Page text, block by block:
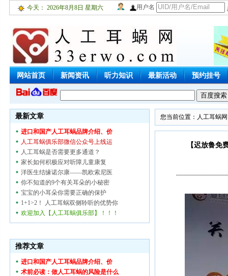
今天： 2026年8月8日 星期六 用户名
网站首页 新闻资讯 听力知识 最新活动 预约挂号
聋儿之家 联系厂商
最新文章
进口和国产人工耳蜗品牌介绍、价
人工耳蜗俱乐部微信公众号上线运
人工耳蜗是否需要更多通道？
家长如何积极应对听障儿童康复
洋医生结缘诺尔康——凯欧索尼医
你不知道的9个有关耳朵的小秘密
宝宝的小耳朵你需要正确的保护
1+1>2！ 人工耳蜗双侧聆听的优势你
欢迎加入【人工耳蜗俱乐部】！！！
推荐文章
进口和国产人工耳蜗品牌介绍、价
术前必读：做人工耳蜗的风险是什么
您当前位置： 人工耳蜗网
【迟放鲁免